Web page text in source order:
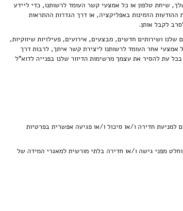
שיחת טלפון או כל אמצעי קשר העומד לרשותנו, כדי ליידע
הזמינות באפליקציה, או דרך הגדרות ההתראות
לקבל אותן.
ושירותים חדשים, מבצעים, אירועים, פעילויות שיווקיות,
אמצעי אחר העומד לרשותנו ליצירת קשר איתך, לרבות דרך
עת להסיר את עצמך מרשימות הדיוור שלנו בפנייה לדוא"ל
למניעת חדירה ו/או סיכול ו/או פגיעה אפשרית בפרטיות
מפני גישה ו/או חדירה בלתי מורשית למאגרי המידה של